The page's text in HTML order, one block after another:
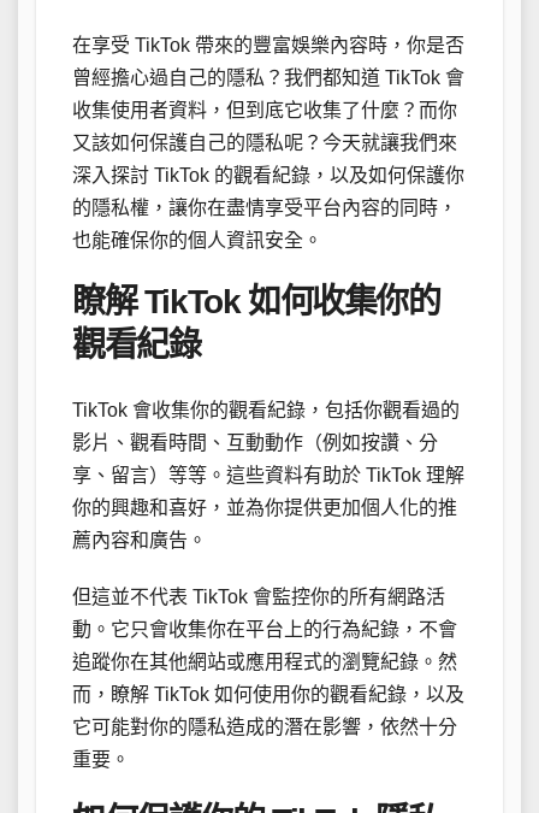
在享受 TikTok 帶來的豐富娛樂內容時，你是否
曾經擔心過自己的隱私？我們都知道 TikTok 會
收集使用者資料，但到底它收集了什麼？而你
又該如何保護自己的隱私呢？今天就讓我們來
深入探討 TikTok 的觀看紀錄，以及如何保護你
的隱私權，讓你在盡情享受平台內容的同時，
也能確保你的個人資訊安全。
瞭解 TikTok 如何收集你的
觀看紀錄
TikTok 會收集你的觀看紀錄，包括你觀看過的
影片、觀看時間、互動動作（例如按讚、分
享、留言）等等。這些資料有助於 TikTok 理解
你的興趣和喜好，並為你提供更加個人化的推
薦內容和廣告。
但這並不代表 TikTok 會監控你的所有網路活
動。它只會收集你在平台上的行為紀錄，不會
追蹤你在其他網站或應用程式的瀏覽紀錄。然
而，瞭解 TikTok 如何使用你的觀看紀錄，以及
它可能對你的隱私造成的潛在影響，依然十分
重要。